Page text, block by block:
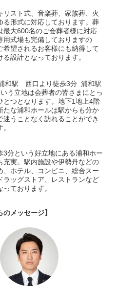
リスト式、音楽葬、家族葬、火
る形式に対応しております。葬
最大600名のご会葬者様に対応
用式場も完備しておりますの
希望されるお客様にも納得して
る設計となっております。
和駅 西口より徒歩3分 浦和駅
う立地は会葬者の皆さまにとっ
とつとなります。地下1地上4階
たな浦和ホールは駅からも分か
迷うことなく訪れることができ
3分という好立地にある浦和ホー
充実。駅内施設や伊勢丹などの
、ホテル、コンビニ、総合スー
ラッグストア、レストランなど
ております。
のメッセージ